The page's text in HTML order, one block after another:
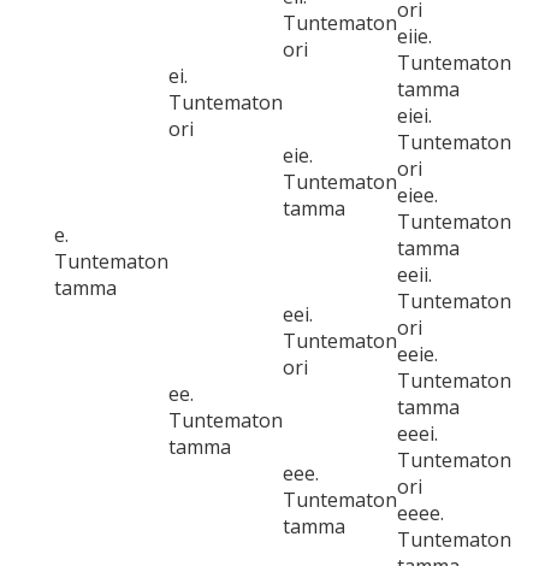
e.
Tuntematon
tamma
ei.
Tuntematon
ori
Tuntematon
ori
ori
eiie.
Tuntematon
tamma
eie.
Tuntematon
tamma
eiei.
Tuntematon
ori
eiee.
Tuntematon
tamma
ee.
Tuntematon
tamma
eei.
Tuntematon
ori
eeii.
Tuntematon
ori
eeie.
Tuntematon
tamma
eee.
Tuntematon
tamma
eeei.
Tuntematon
ori
eeee.
Tuntematon